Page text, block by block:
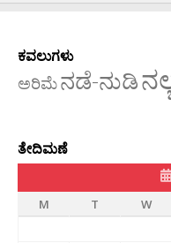
ಕವಲುಗಳು
ಅರಿಮೆನಡೆ-ನುಡಿ
ತೇದಿಮಣೆ
M
T W